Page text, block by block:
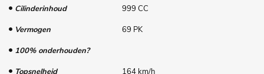
Cilinderinhoud
999 CC
Vermogen
69 PK
100% onderhouden?